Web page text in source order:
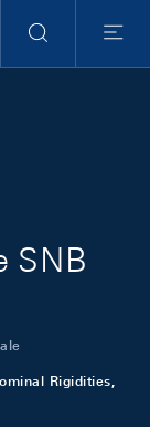
Ricerca
Menu
SNB
Rigidities,